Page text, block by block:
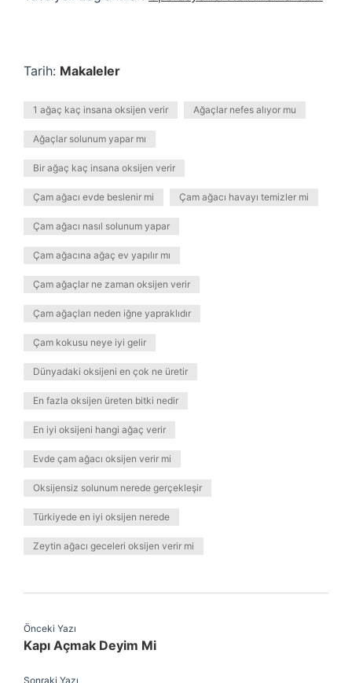
Tarih: Makaleler
1 ağaç kaç insana oksijen verir Ağaçlar nefes alıyor mu
Ağaçlar solunum yapar mı
Bir ağaç kaç insana oksijen verir
Çam ağacı evde beslenir mi Çam ağacı havayı temizler mi
Çam ağacı nasıl solunum yapar
Çam ağacına ağaç ev yapılır mı
Çam ağaçlar ne zaman oksijen verir
Çam ağaçları neden iğne yapraklıdır
Çam kokusu neye iyi gelir
Dünyadaki oksijeni en çok ne üretir
En fazla oksijen üreten bitki nedir
En iyi oksijeni hangi ağaç verir
Evde çam ağacı oksijen verir mi
Oksijensiz solunum nerede gerçekleşir
Türkiyede en iyi oksijen nerede
Zeytin ağacı geceleri oksijen verir mi
Önceki Yazı
Kapı Açmak Deyim Mi
Sonraki Yazı